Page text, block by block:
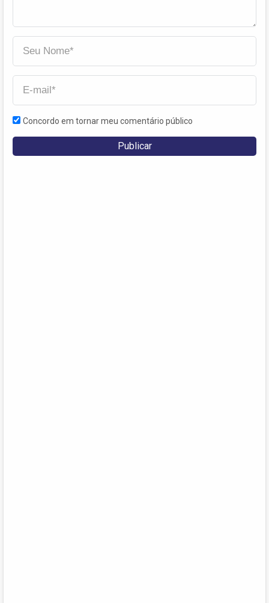
Concordo em tornar meu comentário público